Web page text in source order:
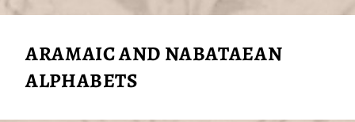
ARAMAIC AND NABATAEAN
ALPHABETS